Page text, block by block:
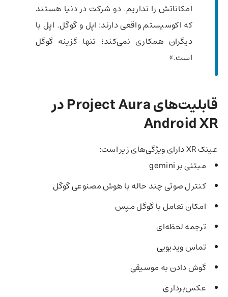
امکاناتش را نداریم. دو شرکت در دنیا هستند
که اکوسیستم واقعی دارند: اپل و گوگل. اپل با
دیگران همکاری نمی‌کند؛ تنها گزینه گوگل
است.»
قابلیت‌های Project Aura در
Android XR
عینک XR دارای ویژگی‌های زیر است:
مبتنی بر gemini
کنترل صوتی چند حاله با هوش مصنوعی گوگل
امکان تعامل با گوگل مپس
ترجمه لحظه‌ای
تماس ویدیویی
گوش‌ دادن به موسیقی
عکس‌برداری